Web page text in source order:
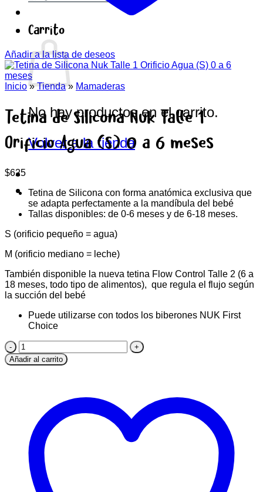
Carrito
No hay productos en el carrito.
Volver a la tienda
Añadir a la lista de deseos
Inicio » Tienda » Mamaderas
Tetina de Silicona Nuk Talle 1
Orificio Agua (S) 0 a 6 meses
$625
Tetina de Silicona con forma anatómica exclusiva que
se adapta perfectamente a la mandíbula del bebé
Tallas disponibles: de 0-6 meses y de 6-18 meses.
S (orificio pequeño = agua)
M (orificio mediano = leche)
También disponible la nueva tetina Flow Control Talle 2 (6 a
18 meses, todo tipo de alimentos), que regula el flujo según
la succión del bebé
Puede utilizarse con todos los biberones NUK First
Choice
Tetina
de
Silicona
Agua
meses
cantidad
Añadir al carrito